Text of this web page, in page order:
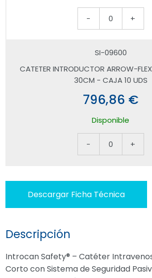
- 0 +
SI-09600
CATETER INTRODUCTOR ARROW-
30CM - CAJA 10 UDS
796,86 €
Disponible
- 0 +
Descargar Ficha Técnica
Descripción
Introcan Safety® – Catéter
Corto con Sistema de Seguridad